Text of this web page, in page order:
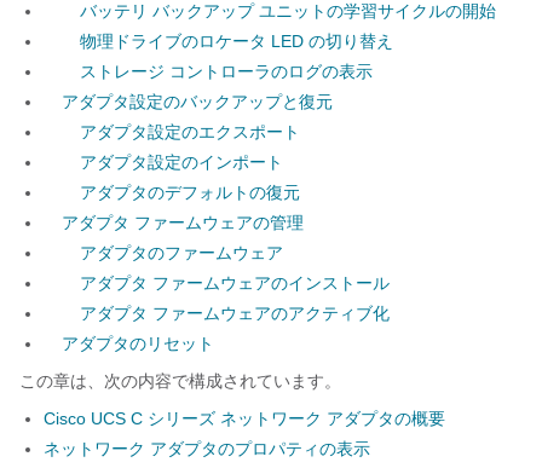
バッテリ バックアップ ユニットの学習サイクルの開始
物理ドライブのロケータ LED の切り替え
ストレージ コントローラのログの表示
アダプタ設定のバックアップと復元
アダプタ設定のエクスポート
アダプタ設定のインポート
アダプタのデフォルトの復元
アダプタ ファームウェアの管理
アダプタのファームウェア
アダプタ ファームウェアのインストール
アダプタ ファームウェアのアクティブ化
アダプタのリセット
この章は、次の内容で構成されています。
Cisco UCS C シリーズ ネットワーク アダプタの概要
ネットワーク アダプタのプロパティの表示